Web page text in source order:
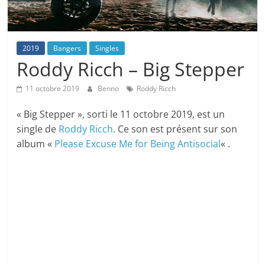
2019 Bangers Singles
Roddy Ricch – Big Stepper
11 octobre 2019 Benno Roddy Ricch
« Big Stepper », sorti le 11 octobre 2019, est un
single de Roddy Ricch. Ce son est présent sur son
album « Please Excuse Me for Being Antisocial« .